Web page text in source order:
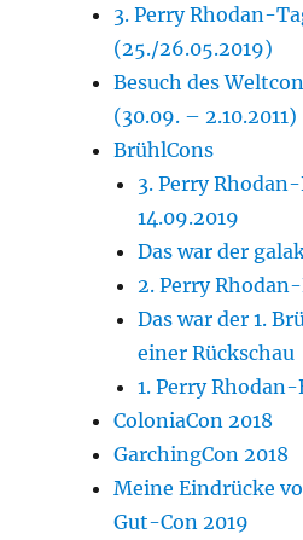
3. Perry Rhodan-
(25./26.05.2019)
Besuch des
(30.09. – 2.10.2011)
BrühlCons
3. Perry
14.09.2019
Das war der
2. Perry
Das war der 1.
einer Rückschau
1. Perry
ColoniaCon 2018
GarchingCon 2018
Meine Eindrücke
Gut-Con 2019